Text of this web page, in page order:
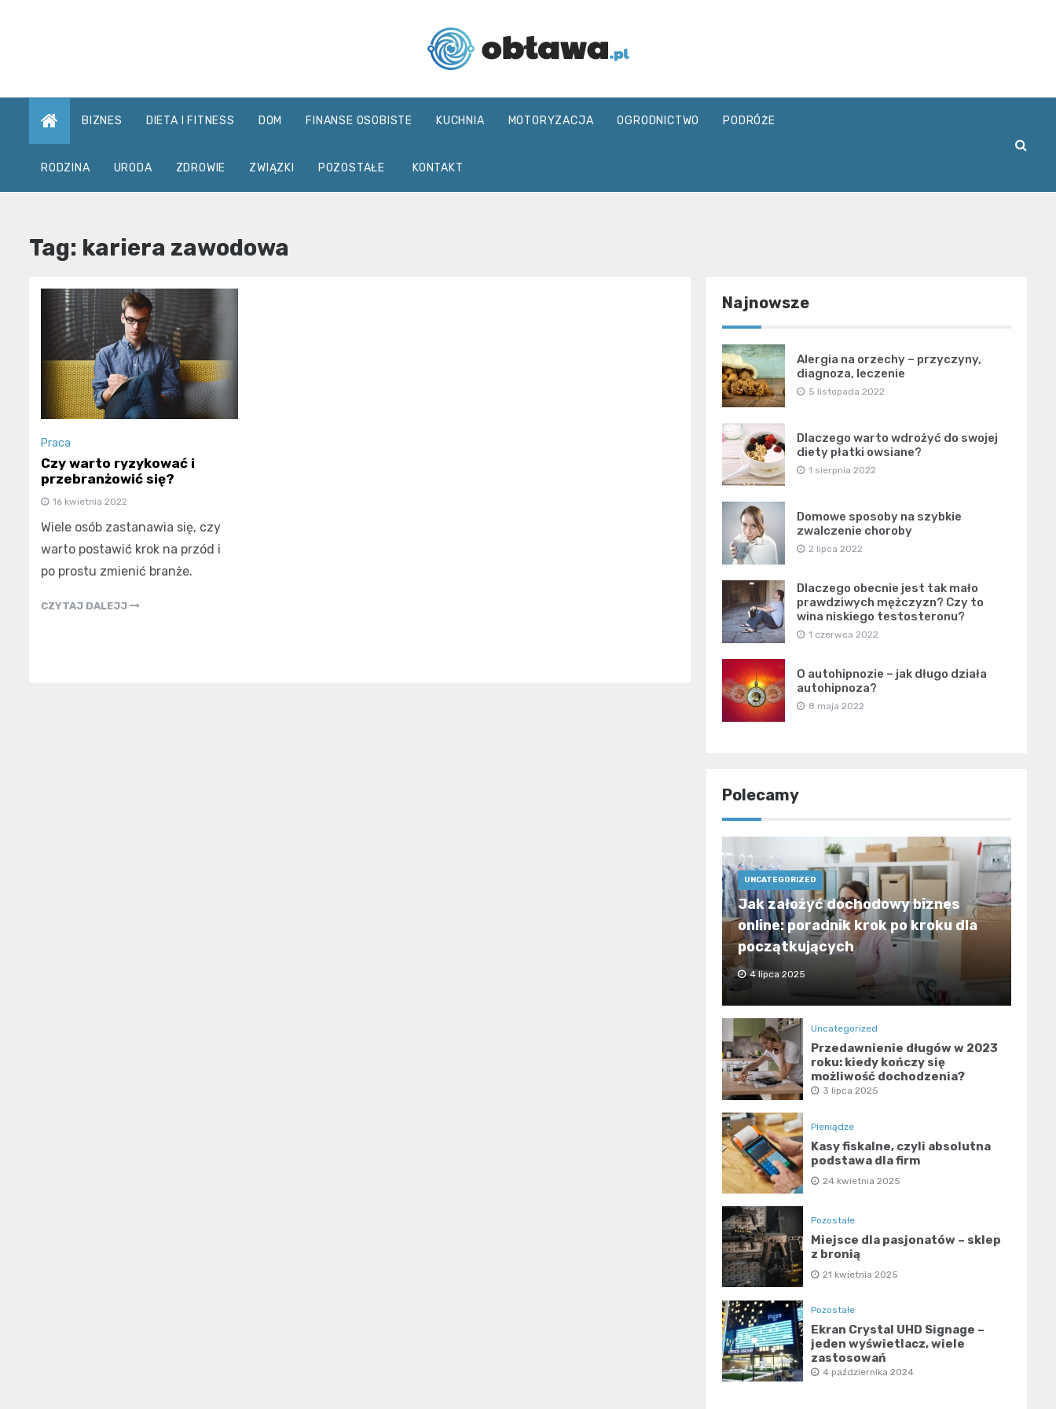
Oblawa.pl
BIZNES DIETA I FITNESS DOM FINANSE OSOBISTE KUCHNIA MOTORYZACJA OGRODNICTWO PODRÓŻE
RODZINA URODA ZDROWIE ZWIĄZKI POZOSTAŁE KONTAKT
Tag: kariera zawodowa
Praca
Czy warto ryzykować i
przebranżowić się?
16 kwietnia 2022
Wiele osób zastanawia się, czy
warto postawić krok na przód i
po prostu zmienić branże.
CZYTAJ DALEJJ
Najnowsze
Alergia na orzechy – przyczyny,
diagnoza, leczenie
5 listopada 2022
Dlaczego warto wdrożyć do swojej
diety płatki owsiane?
1 sierpnia 2022
Domowe sposoby na szybkie
zwalczenie choroby
2 lipca 2022
Dlaczego obecnie jest tak mało
prawdziwych mężczyzn? Czy to
wina niskiego testosteronu?
1 czerwca 2022
O autohipnozie – jak długo działa
autohipnoza?
8 maja 2022
Polecamy
UNCATEGORIZED
Jak założyć dochodowy biznes
online: poradnik krok po kroku dla
początkujących
4 lipca 2025
Uncategorized
Przedawnienie długów w 2023
roku: kiedy kończy się
możliwość dochodzenia?
3 lipca 2025
Pieniądze
Kasy fiskalne, czyli absolutna
podstawa dla firm
24 kwietnia 2025
Pozostałe
Miejsce dla pasjonatów – sklep
z bronią
21 kwietnia 2025
Pozostałe
Ekran Crystal UHD Signage –
jeden wyświetlacz, wiele
zastosowań
4 października 2024